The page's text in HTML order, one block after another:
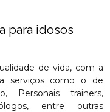
para idosos
de vida, com a
serviços como o de
Personais trainers,
entre outras